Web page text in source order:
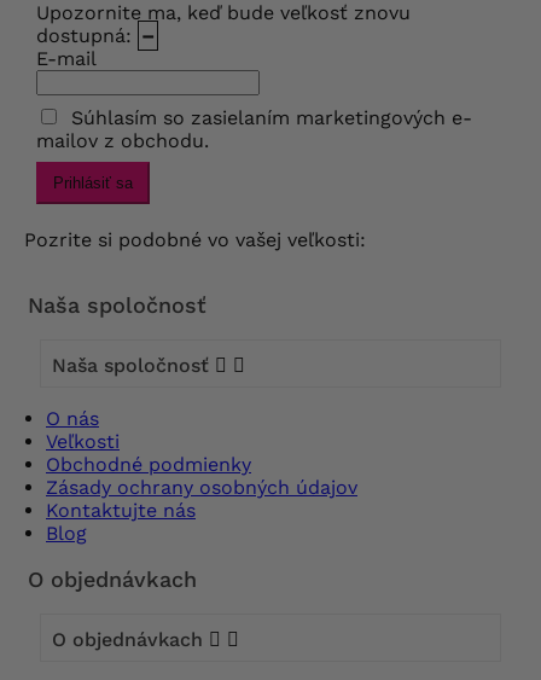
Upozornite ma, keď bude veľkosť znovu
dostupná: –
E-mail
Súhlasím so zasielaním marketingových e-
mailov z obchodu.
Prihlásiť sa
Pozrite si podobné vo vašej veľkosti:
Naša spoločnosť
Naša spoločnosť  
O nás
Veľkosti
Obchodné podmienky
Zásady ochrany osobných údajov
Kontaktujte nás
Blog
O objednávkach
O objednávkach  